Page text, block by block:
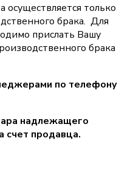
осуществляется только
брака. Для
прислать Вашу
брака
по телефону
надлежащего
счет продавца.